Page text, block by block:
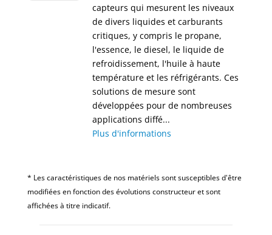
capteurs qui mesurent les niveaux
de divers liquides et carburants
critiques, y compris le propane,
l'essence, le diesel, le liquide de
refroidissement, l'huile à haute
température et les réfrigérants. Ces
solutions de mesure sont
développées pour de nombreuses
applications diffé...
Plus d'informations
* Les caractéristiques de nos matériels sont susceptibles d'être
modifiées en fonction des évolutions constructeur et sont
affichées à titre indicatif.